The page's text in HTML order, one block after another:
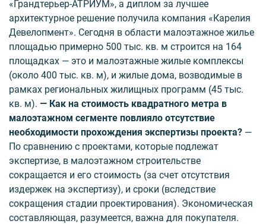
«Грандтерьер-АТРИУМ», а диплом за лучшее
архитектурное решение получила компания «Карелия
Девелопмент». Сегодня в области малоэтажное жилье
площадью примерно 500 тыс. кв. м строится на 164
площадках — это и малоэтажные жилые комплексы
(около 400 тыс. кв. м), и жилые дома, возводимые в
рамках региональных жилищных программ (45 тыс.
кв. м). — Как на стоимость квадратного метра в
малоэтажном сегменте повлияло отсутствие
необходимости прохождения экспертизы проекта? —
По сравнению с проектами, которые подлежат
экспертизе, в малоэтажном строительстве
сокращается и его стоимость (за счет отсутствия
издержек на экспертизу), и сроки (вследствие
сокращения стадии проектирования). Экономическая
составляющая, разумеется, важна для покупателя.